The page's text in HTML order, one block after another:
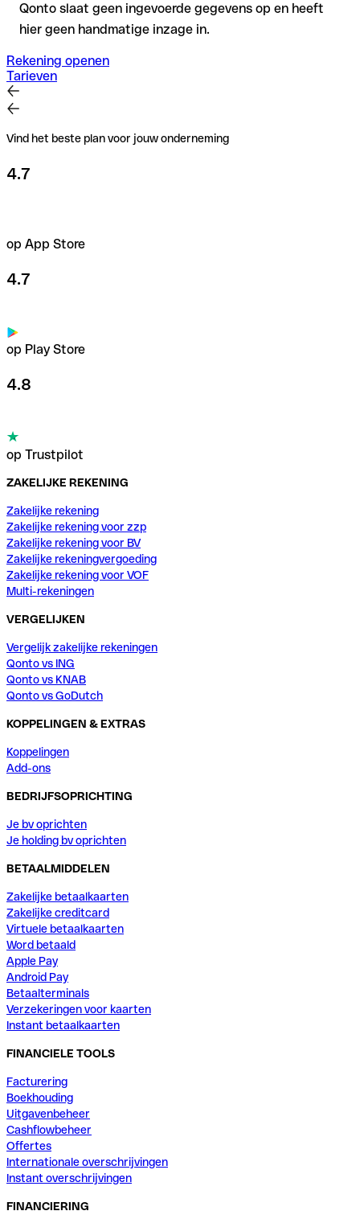
Qonto slaat geen ingevoerde gegevens op en heeft
hier geen handmatige inzage in.
Rekening openen
Tarieven
Vind het beste plan voor jouw onderneming
4.7
op App Store
4.7
op Play Store
4.8
op Trustpilot
ZAKELIJKE REKENING
Zakelijke rekening
Zakelijke rekening voor zzp
Zakelijke rekening voor BV
Zakelijke rekeningvergoeding
Zakelijke rekening voor VOF
Multi-rekeningen
VERGELIJKEN
Vergelijk zakelijke rekeningen
Qonto vs ING
Qonto vs KNAB
Qonto vs GoDutch
KOPPELINGEN & EXTRAS
Koppelingen
Add-ons
BEDRIJFSOPRICHTING
Je bv oprichten
Je holding bv oprichten
BETAALMIDDELEN
Zakelijke betaalkaarten
Zakelijke creditcard
Virtuele betaalkaarten
Word betaald
Apple Pay
Android Pay
Betaalterminals
Verzekeringen voor kaarten
Instant betaalkaarten
FINANCIELE TOOLS
Facturering
Boekhouding
Uitgavenbeheer
Cashflowbeheer
Offertes
Internationale overschrijvingen
Instant overschrijvingen
FINANCIERING